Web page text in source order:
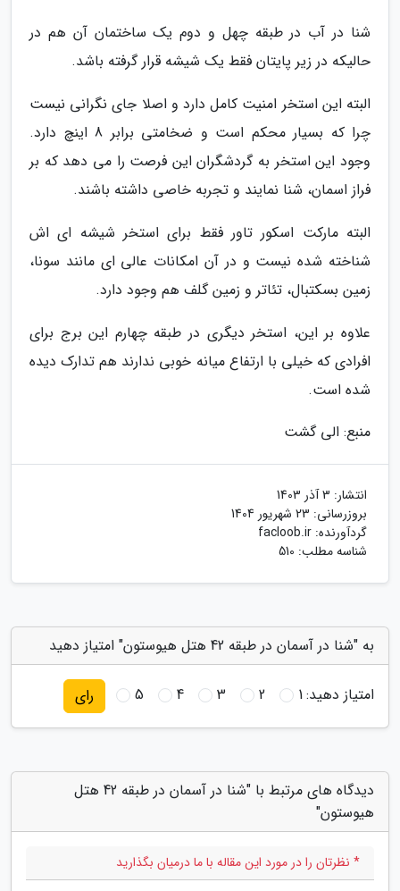
شنا در آب در طبقه چهل و دوم یک ساختمان آن هم در
حالیکه در زیر پایتان فقط یک شیشه قرار گرفته باشد.
البته این استخر امنیت کامل دارد و اصلا جای نگرانی نیست
چرا که بسیار محکم است و ضخامتی برابر 8 اینچ دارد.
وجود این استخر به گردشگران این فرصت را می دهد که بر
فراز اسمان، شنا نمایند و تجربه خاصی داشته باشند.
البته مارکت اسکور تاور فقط برای استخر شیشه ای اش
شناخته شده نیست و در آن امکانات عالی ای مانند سونا،
زمین بسکتبال، تئاتر و زمین گلف هم وجود دارد.
علاوه بر این، استخر دیگری در طبقه چهارم این برج برای
افرادی که خیلی با ارتفاع میانه خوبی ندارند هم تدارک دیده
شده است.
منبع: الی گشت
انتشار: 3 آذر 1403
بروزرسانی: 23 شهریور 1404
گردآورنده: facloob.ir
شناسه مطلب: 510
به "شنا در آسمان در طبقه 42 هتل هیوستون" امتیاز دهید
امتیاز دهید:1
2
3
4
5 رای
دیدگاه های مرتبط با "شنا در آسمان در طبقه 42 هتل
هیوستون"
* نظرتان را در مورد این مقاله با ما درمیان بگذارید